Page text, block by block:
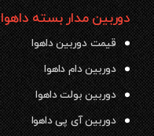
دوربین مدار بسته داهوا
قیمت دوربین داهوا
دوربین دام داهوا
دوربین بولت داهوا
دوربین آی پی داهوا